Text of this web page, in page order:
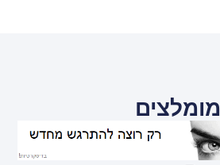
מומלצים